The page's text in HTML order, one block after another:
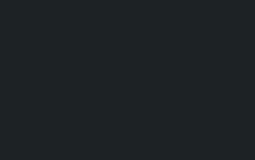
निरन्तर योगदान दिने